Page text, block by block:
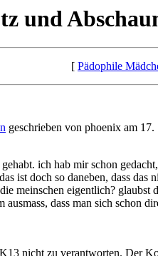
und
[ Pädophile
geschrieben von phoenix am
ich hab mir schon
ist doch so daneben, dass
meinschen eigentlich?
dass man sich schon
nicht zu verantworten. Der